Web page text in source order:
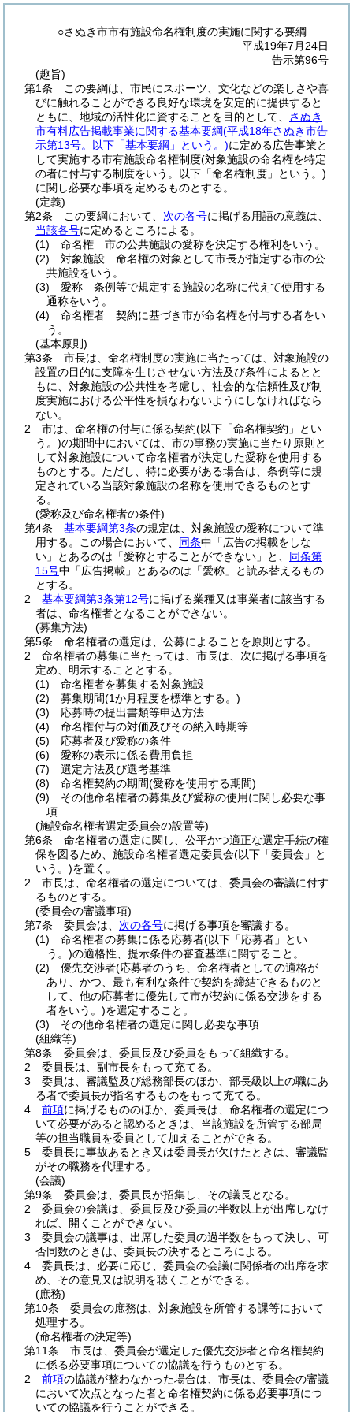
○さぬき市市有施設命名権制度の実施に関する要綱
平成19年7月24日
告示第96号
(趣旨)
第1条
この要綱は、市民にスポーツ、文化などの楽しさや喜
びに触れることができる良好な環境を安定的に提供すると
ともに、地域の活性化に資することを目的として、 さぬき
市有料広告掲載事業に関する基本要綱(平成18年さぬき市告
示第13号。以下「基本要綱」という。)に定める広告事業と
して実施する市有施設命名権制度(対象施設の命名権を特定
の者に付与する制度をいう。以下「命名権制度」という。)
に関し必要な事項を定めるものとする。
(定義)
第2条
この要綱において、 次の各号に掲げる用語の意義は、
当該各号に定めるところによる。
(1)
命名権 市の公共施設の愛称を決定する権利をいう。
(2)
対象施設 命名権の対象として市長が指定する市の公
共施設をいう。
(3)
愛称 条例等で規定する施設の名称に代えて使用する
通称をいう。
(4)
命名権者 契約に基づき市が命名権を付与する者をい
う。
(基本原則)
第3条
市長は、命名権制度の実施に当たっては、対象施設の
設置の目的に支障を生じさせない方法及び条件によるとと
もに、対象施設の公共性を考慮し、社会的な信頼性及び制
度実施における公平性を損なわないようにしなければなら
ない。
2
市は、命名権の付与に係る契約(以下「命名権契約」とい
う。)の期間中においては、市の事務の実施に当たり原則と
して対象施設について命名権者が決定した愛称を使用する
ものとする。 ただし、特に必要がある場合は、条例等に規
定されている当該対象施設の名称を使用できるものとす
る。
(愛称及び命名権者の条件)
第4条
基本要綱第3条の規定は、対象施設の愛称について準
用する。
この場合において、 同条中「広告の掲載をしな
い」とあるのは「愛称とすることができない」と、 同条第
15号中「広告掲載」とあるのは「愛称」と読み替えるもの
とする。
2
基本要綱第3条第12号に掲げる業種又は事業者に該当する
者は、命名権者となることができない。
(募集方法)
第5条
命名権者の選定は、公募によることを原則とする。
2
命名権者の募集に当たっては、市長は、次に掲げる事項を
定め、明示することとする。
(1)
命名権者を募集する対象施設
(2)
募集期間(1か月程度を標準とする。)
(3)
応募時の提出書類等申込方法
(4)
命名権付与の対価及びその納入時期等
(5)
応募者及び愛称の条件
(6)
愛称の表示に係る費用負担
(7)
選定方法及び選考基準
(8)
命名権契約の期間(愛称を使用する期間)
(9)
その他命名権者の募集及び愛称の使用に関し必要な事
項
(施設命名権者選定委員会の設置等)
第6条
命名権者の選定に関し、公平かつ適正な選定手続の確
保を図るため、施設命名権者選定委員会(以下「委員会」と
いう。)を置く。
2
市長は、命名権者の選定については、委員会の審議に付す
るものとする。
(委員会の審議事項)
第7条
委員会は、 次の各号に掲げる事項を審議する。
(1)
命名権者の募集に係る応募者(以下「応募者」とい
う。)の適格性、提示条件の審査基準に関すること。
(2)
優先交渉者(応募者のうち、命名権者としての適格が
あり、かつ、最も有利な条件で契約を締結できるものと
して、他の応募者に優先して市が契約に係る交渉をする
者をいう。)を選定すること。
(3)
その他命名権者の選定に関し必要な事項
(組織等)
第8条
委員会は、委員長及び委員をもって組織する。
2
委員長は、副市長をもって充てる。
3
委員は、審議監及び総務部長のほか、部長級以上の職にあ
る者で委員長が指名するものをもって充てる。
4
前項に掲げるもののほか、委員長は、命名権者の選定につ
いて必要があると認めるときは、当該施設を所管する部局
等の担当職員を委員として加えることができる。
5
委員長に事故あるとき又は委員長が欠けたときは、審議監
がその職務を代理する。
(会議)
第9条
委員会は、委員長が招集し、その議長となる。
2
委員会の会議は、委員長及び委員の半数以上が出席しなけ
れば、開くことができない。
3
委員会の議事は、出席した委員の過半数をもって決し、可
否同数のときは、委員長の決するところによる。
4
委員長は、必要に応じ、委員会の会議に関係者の出席を求
め、その意見又は説明を聴くことができる。
(庶務)
第10条
委員会の庶務は、対象施設を所管する課等において
処理する。
(命名権者の決定等)
第11条
市長は、委員会が選定した優先交渉者と命名権契約
に係る必要事項についての協議を行うものとする。
2
前項の協議が整わなかった場合は、市長は、委員会の審議
において次点となった者と命名権契約に係る必要事項につ
いての協議を行うことができる。